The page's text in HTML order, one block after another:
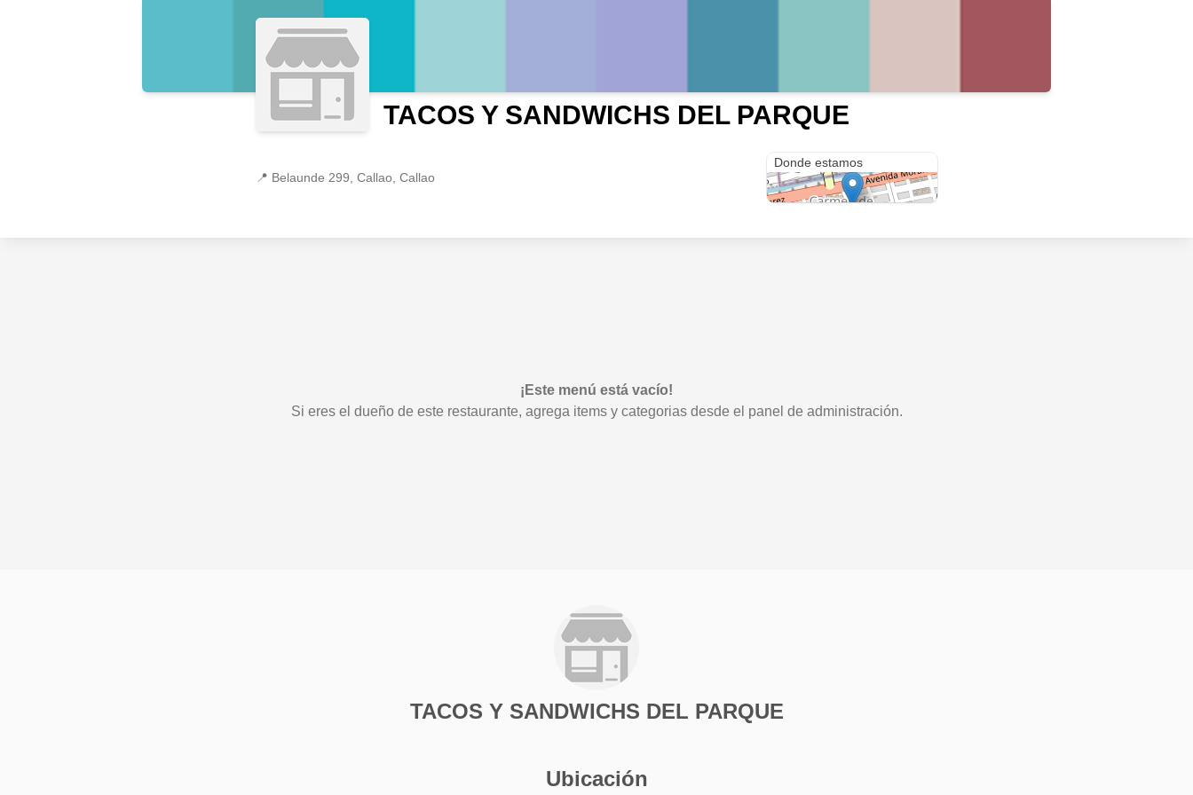
TACOS Y SANDWICHS DEL PARQUE
📍 Belaunde 299, Callao, Callao
Donde estamos
¡Este menú está vacío!
Si eres el dueño de este restaurante, agrega items y categorias desde el panel de administración.
TACOS Y SANDWICHS DEL PARQUE
Ubicación